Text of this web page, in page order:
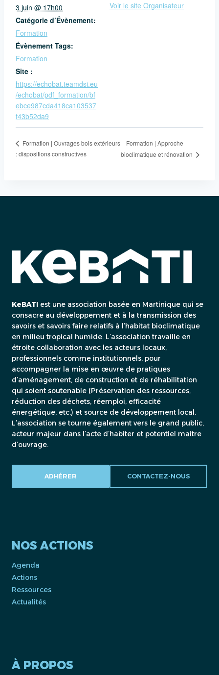
3 juin @ 17h00
Catégorie d’Évènement:
Formation
Évènement Tags:
Formation
Site :
https://echobat.teamdsi.eu
/echobat/pdf_formation/bf
ebce987cda418ca103537
f43b52da9
Voir le site Organisateur
Formation | Ouvrages bois extérieurs
: dispositions constructives
Formation | Approche
bioclimatique et rénovation
KeBATI est une association basée en Martinique qui se
consacre au développement et à la transmission des
savoirs et savoirs faire relatifs à l’habitat bioclimatique
en milieu tropical humide. L’association travaille en
étroite collaboration avec les acteurs locaux,
professionnels comme institutionnels, pour
accompagner la mise en œuvre de pratiques
d’aménagement, de construction et de réhabilitation
qui soient soutenable (Préservation des ressources,
réduction des déchets, réemploi, efficacité
énergétique, etc.) et source de développement local.
L’association se tourne également vers le grand public,
acteur majeur dans l’acte d’habiter et potentiel maitre
d’ouvrage.
ADHÉRER CONTACTEZ-NOUS
NOS ACTIONS
Agenda
Actions
Ressources
Actualités
À PROPOS